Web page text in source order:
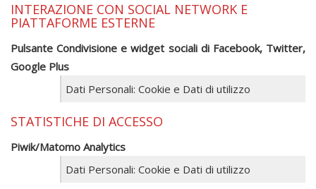
INTERAZIONE CON SOCIAL NETWORK E
PIATTAFORME ESTERNE
Pulsante Condivisione e widget sociali di Facebook, Twitter,
Google Plus
Dati Personali: Cookie e Dati di utilizzo
STATISTICHE DI ACCESSO
Piwik/Matomo Analytics
Dati Personali: Cookie e Dati di utilizzo